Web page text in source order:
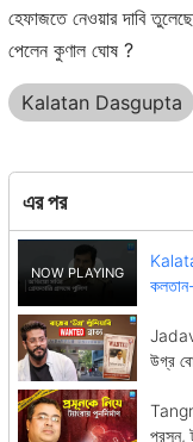
হেফাজতে নেওয়ার দাবি
পেলেন কুণাল ঘোষ ?
Kalatan Dasgupta
এর পর
কলতান-
উগ্র
প্রসূন,